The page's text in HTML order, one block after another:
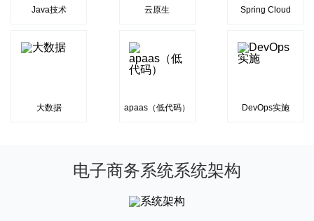
Java技术 云原生 Spring Cloud
大数据 apaas（低代码） DevOps实施
电子商务系统系统架构